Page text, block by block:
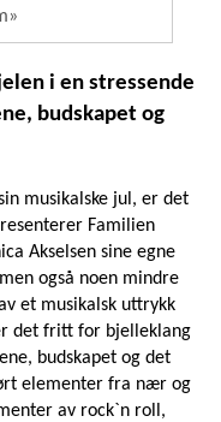
i en stressende
budskapet og
musikalske jul, er det
Familien
Akselsen sine egne
også noen mindre
et musikalsk uttrykk
det fritt for bjelleklang
budskapet og det
elementer fra nær og
av rock`n roll,